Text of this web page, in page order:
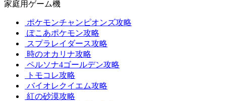
家庭用ゲーム機
ポケモンチャンピオンズ攻略
ぽこあポケモン攻略
スプラレイダース攻略
時のオカリナ攻略
ペルソナ4ゴールデン攻略
トモコレ攻略
バイオレクイエム攻略
紅の砂漠攻略